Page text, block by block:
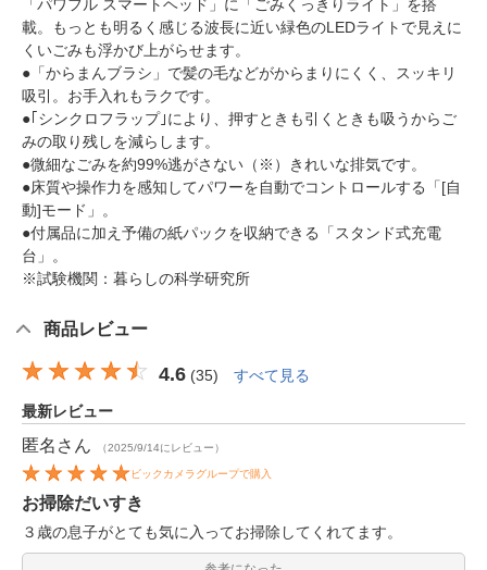
「パワフル スマートヘッド」に「ごみくっきりライト」を搭
載。もっとも明るく感じる波長に近い緑色のLEDライトで見えに
くいごみも浮かび上がらせます。
●「からまんブラシ」で髪の毛などがからまりにくく、スッキリ
吸引。お手入れもラクです。
●｢シンクロフラップ｣により、押すときも引くときも吸うからご
みの取り残しを減らします。
●微細なごみを約99%逃がさない（※）きれいな排気です。
●床質や操作力を感知してパワーを自動でコントロールする「[自
動]モード」。
●付属品に加え予備の紙パックを収納できる「スタンド式充電
台」。
※試験機関：暮らしの科学研究所
商品レビュー
4.6 (35) すべて見る
最新レビュー
匿名 さん （2025/9/14にレビュー）
ビックカメラグループで購入
お掃除だいすき
３歳の息子がとても気に入ってお掃除してくれてます。